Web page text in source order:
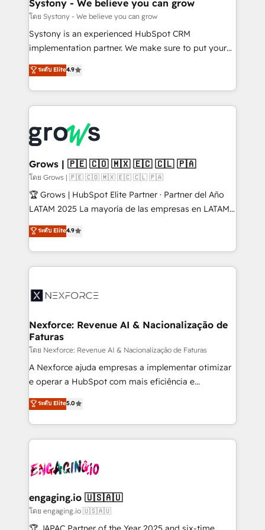
Migration Why 1406 We become part of your team.
Your team learns while we build. We fix what others
broke. Built for mid-market reality—practical
constraints. By the Numbers 🏆 Top 1% of all
HubSpot partners 🔄 Top 5% globally in client
and sales ops at mid-market companies ready to
move beyond spreadsheets into unified systems
that drive real business results.
Systony - We believe you can grow
โดย Systony - We believe you can grow
Systony is an experienced HubSpot CRM
implementation partner. We make sure to put your
organization's needs and goals first and think along
with your organization. We are only satisfied once
you are too. Why Systony? - 20+ years of
experience with CRM, Marketing, Sales & Service
Own back-end developers - Complex data
migrations (e.g. Salesforce, MS Dynamics, Perfect
View, SuperOffice) - Custom integrations (e.g. MS
Business Central, Navision, AX, SAP, Exact, AFAS) We
focus on growing B2B companies in the SME sector
such as manufacturing, SaaS, business services and
partner, we know how important user adoption is.
That's why we have developed a step-by-step
technology and people with each other. Together we
strive for optimal customer processes and
ระดับ Elite4.9
Grows | 🇵🇪 🇨🇴 🇲🇽 🇪🇨 🇨🇱 🇵🇦
โดย Grows | 🇵🇪 🇨🇴 🇲🇽 🇪🇨 🇨🇱 🇵🇦
🏆 Grows | HubSpot Elite Partner · Partner del Año
LATAM 2025 La mayoría de las empresas en LATAM
no tienen un problema de herramientas. Tienen un
problema de orden. Equipos desalineados, datos
dispersos y procesos que dependen de personas
clave — no de sistemas. Eso frena el crecimiento,
⚙️ Grows ordena los procesos comerciales, alinea
de forma que genera resultados reales desde las
primeras semanas — no meses. 🤝 No entregamos
proyectos y nos vamos. Nos quedamos como
socios estratégicos, ayudando a sostener y escalar
lo que construimos juntos. Porque crecer sin orden
Operamos en Colombia, Perú, México, Ecuador,
Chile, Panamá, Bolivia, Argentina y República
B2B. ✅ Crece con orden. Crece con Grows.
ระดับ Elite4.9
Nexforce: Revenue AI & Nacionalização de
Faturas
โดย Nexforce: Revenue AI & Nacionalização de Faturas
A Nexforce ajuda empresas a implementar otimizar
e operar a HubSpot com mais eficiência e
previsibilidade de receita. Combinamos Revenue
Operations (RevOps) e Inteligência Artificial para
estruturar processos integrar sistemas organizar
dados e automatizar operações. O objetivo é
operacional de receita conectando equipes
Também somos distribuidores oficiais da HubSpot
e de mais de 150 softwares globais permitindo
contratar e pagar a HubSpot em reais com nota
ระดับ Elite5.0
engaging.io 🇺🇸🇦🇺
โดย engaging.io 🇺🇸🇦🇺